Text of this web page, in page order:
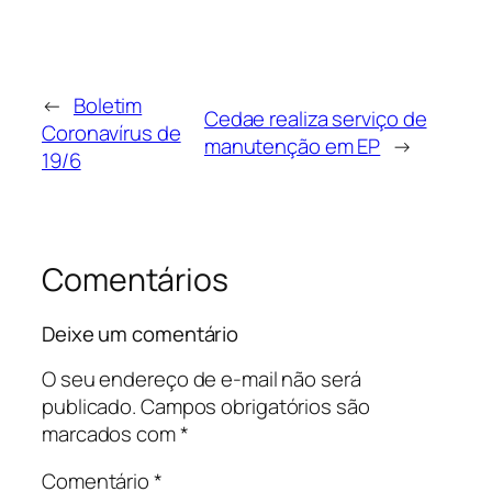
← Boletim
Coronavírus de
19/6
Cedae realiza serviço de
manutenção em EP →
Comentários
Deixe um comentário
O seu endereço de e-mail não será
publicado.Campos obrigatórios são
marcados com*
Comentário*